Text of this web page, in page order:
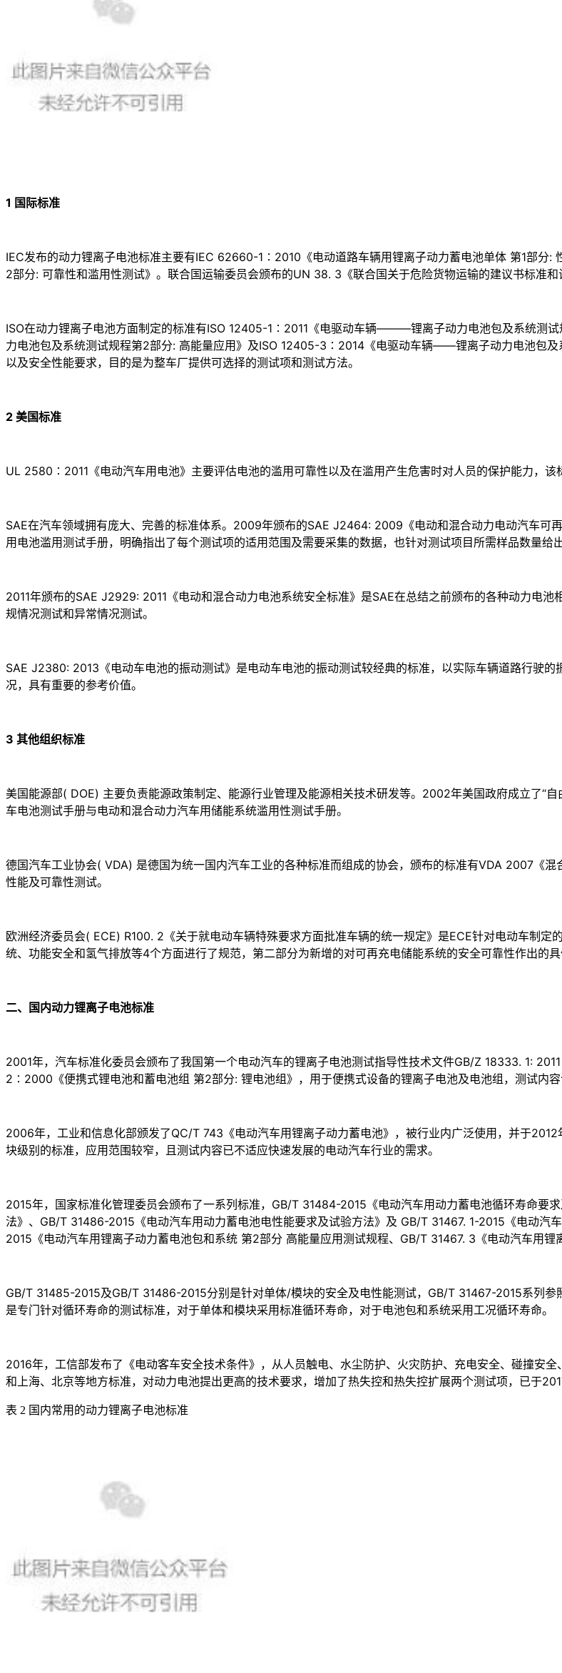
1 国际标准
IEC发布的动力锂离子电池标准主要有IEC 62660-1∶2010《电动道路车辆用锂离子动力蓄电池单体 第1部
2部分: 可靠性和滥用性测试》。联合国运输委员会颁布的UN 38. 3《联合国关于危险货物运输的建议书标准
ISO在动力锂离子电池方面制定的标准有ISO 12405-1∶2011《电驱动车辆———锂离子动力电池包及系统
力电池包及系统测试规程第2部分: 高能量应用》及ISO 12405-3∶2014《电驱动车辆——锂离子动力电池包
以及安全性能要求，目的是为整车厂提供可选择的测试项和测试方法。
2 美国标准
UL 2580∶2011《电动汽车用电池》主要评估电池的滥用可靠性以及在滥用产生危害时对人员的保护能力，该
SAE在汽车领域拥有庞大、完善的标准体系。2009年颁布的SAE J2464: 2009《电动和混合动力电动汽车可
用电池滥用测试手册，明确指出了每个测试项的适用范围及需要采集的数据，也针对测试项目所需样品数量给出
2011年颁布的SAE J2929: 2011《电动和混合动力电池系统安全标准》是SAE在总结之前颁布的各种动力电
规情况测试和异常情况测试。
SAE J2380: 2013《电动车电池的振动测试》是电动车电池的振动测试较经典的标准，以实际车辆道路行驶
况，具有重要的参考价值。
3 其他组织标准
美国能源部( DOE) 主要负责能源政策制定、能源行业管理及能源相关技术研发等。2002年美国政府成立了“
车电池测试手册与电动和混合动力汽车用储能系统滥用性测试手册。
德国汽车工业协会( VDA) 是德国为统一国内汽车工业的各种标准而组成的协会，颁布的标准有VDA 2007《
性能及可靠性测试。
欧洲经济委员会( ECE) R100. 2《关于就电动车辆特殊要求方面批准车辆的统一规定》是ECE针对电动车制
统、功能安全和氢气排放等4个方面进行了规范，第二部分为新增的对可再充电储能系统的安全可靠性作出的具
二、国内动力锂离子电池标准
2001年，汽车标准化委员会颁布了我国第一个电动汽车的锂离子电池测试指导性技术文件GB/Z 18333. 1:
2∶2000《便携式锂电池和蓄电池组 第2部分: 锂电池组》，用于便携式设备的锂离子电池及电池组，测试内容
2006年，工业和信息化部颁发了QC/T 743《电动汽车用锂离子动力蓄电池》，被行业内广泛使用，并于
块级别的标准，应用范围较窄，且测试内容已不适应快速发展的电动汽车行业的需求。
2015年，国家标准化管理委员会颁布了一系列标准，GB/T 31484-2015《电动汽车用动力蓄电池循环寿命要
法》、GB/T 31486-2015《电动汽车用动力蓄电池电性能要求及试验方法》及 GB/T 31467. 1-2015《电动汽
2015《电动汽车用锂离子动力蓄电池包和系统 第2部分 高能量应用测试规程、GB/T 31467. 3《电动汽车用锂
GB/T 31485-2015及GB/T 31486-2015分别是针对单体/模块的安全及电性能测试，GB/T 31467-2015系列
是专门针对循环寿命的测试标准，对于单体和模块采用标准循环寿命，对于电池包和系统采用工况循环寿命。
2016年，工信部发布了《电动客车安全技术条件》，从人员触电、水尘防护、火灾防护、充电安全、碰撞安
和上海、北京等地方标准，对动力电池提出更高的技术要求，增加了热失控和热失控扩展两个测试项，已于
表 2 国内常用的动力锂离子电池标准